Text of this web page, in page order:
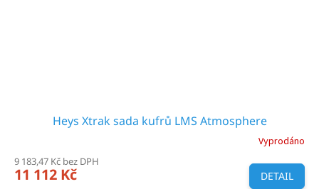
Heys Xtrak sada kufrů LMS Atmosphere
Vyprodáno
9 183,47 Kč bez DPH
11 112 Kč DETAIL